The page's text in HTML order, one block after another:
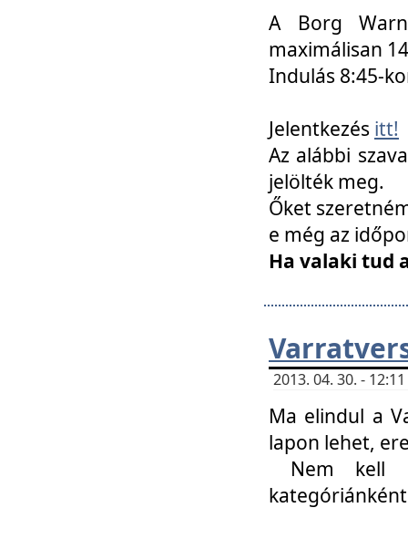
A Borg
maximálisan
Indulás 8:45-
Jelentkezés itt!
Az alábbi
jelölték meg.
Őket
e még az
Ha valaki tud
2013. 04. 30. -
Ma elindul a
lapon lehet,
Nem kell